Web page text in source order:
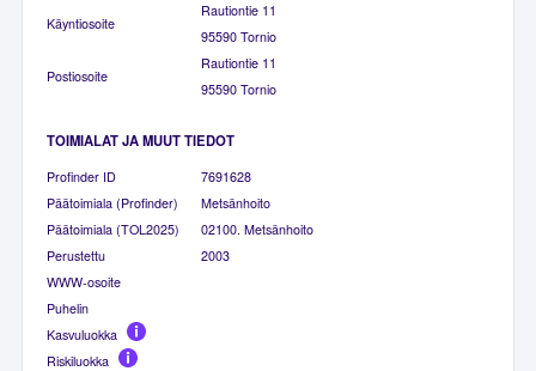
Käyntiosoite
Rautiontie 11
95590 Tornio
Postiosoite
Rautiontie 11
95590 Tornio
TOIMIALAT JA MUUT TIEDOT
Profinder ID
7691628
Päätoimiala (Profinder)
Metsänhoito
Päätoimiala (TOL2025)
02100. Metsänhoito
Perustettu
2003
WWW-osoite
Puhelin
Kasvuluokka
Riskiluokka